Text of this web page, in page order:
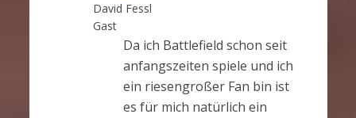
David Fessl
Gast
Da ich Battlefield schon seit
anfangszeiten spiele und ich
ein riesengroßer Fan bin ist
es für mich natürlich ein